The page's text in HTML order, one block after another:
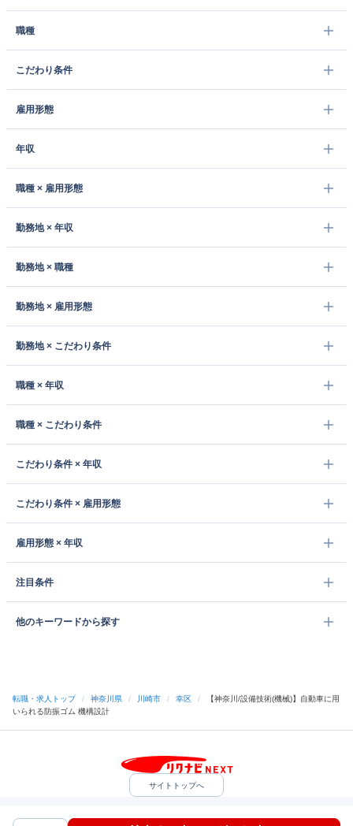
職種
こだわり条件
雇用形態
年収
職種 × 雇用形態
勤務地 × 年収
勤務地 × 職種
勤務地 × 雇用形態
勤務地 × こだわり条件
職種 × 年収
職種 × こだわり条件
こだわり条件 × 年収
こだわり条件 × 雇用形態
雇用形態 × 年収
注目条件
他のキーワードから探す
転職・求人トップ / 神奈川県 / 川崎市 / 幸区 /
【神奈川/設備技術(機械)】自動車に用
いられる防振ゴム 機構設計
サイトトップへ
中途採用をご検討の企業様